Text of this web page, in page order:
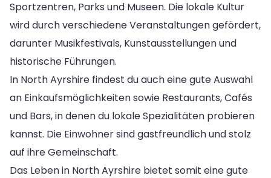
Sportzentren, Parks und Museen. Die lokale Kultur
wird durch verschiedene Veranstaltungen gefördert,
darunter Musikfestivals, Kunstausstellungen und
historische Führungen.
In North Ayrshire findest du auch eine gute Auswahl
an Einkaufsmöglichkeiten sowie Restaurants, Cafés
und Bars, in denen du lokale Spezialitäten probieren
kannst. Die Einwohner sind gastfreundlich und stolz
auf ihre Gemeinschaft.
Das Leben in North Ayrshire bietet somit eine gute